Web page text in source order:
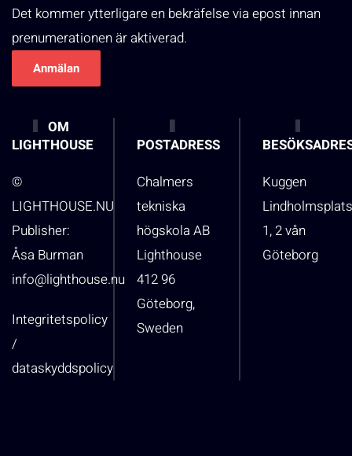
Det kommer ytterligare en bekräfelse via epost innan
prenumerationen är aktiverad.
OM
LIGHTHOUSE
©
LIGHTHOUSE.NU
Publisher:
Åsa Burman
info@lighthouse.nu
Integritetspolicy
/
dataskyddspolicy
POSTADRESS
Chalmers
tekniska
högskola AB
Lighthouse
412 96
Göteborg,
Sweden
Kuggen
1, 2 vån
Göteborg